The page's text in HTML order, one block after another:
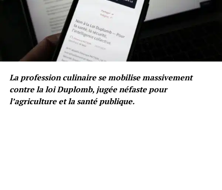
La profession culinaire se mobilise massivement
contre la loi Duplomb, jugée néfaste pour
l’agriculture et la santé publique.